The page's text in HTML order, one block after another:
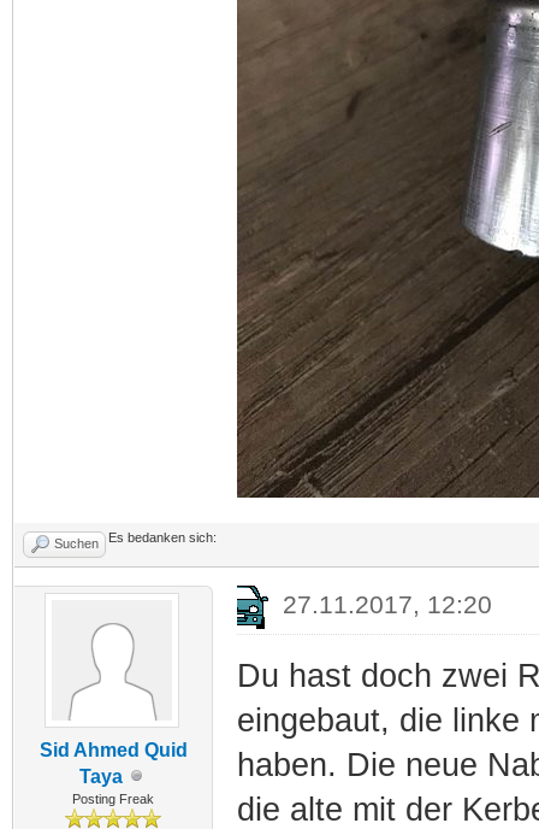
Suchen Es bedanken sich:
Sid Ahmed Quid
Taya
Posting Freak
27.11.2017, 12:20
Du hast doch zwei
eingebaut, die linke
haben. Die neue
die alte mit der